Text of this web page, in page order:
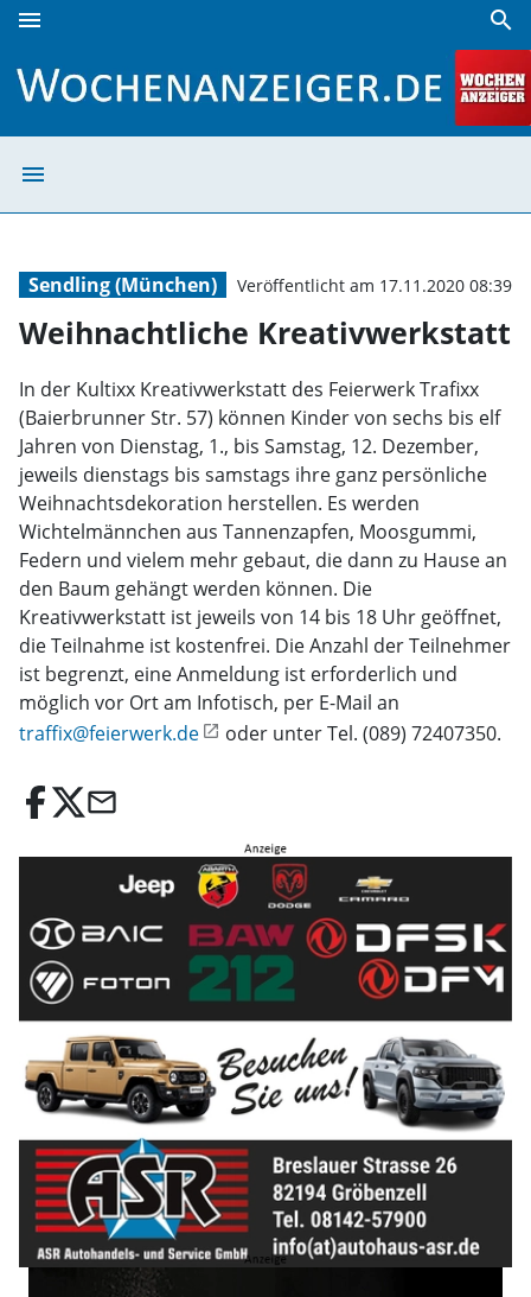
menu search
menu
Sendling (München) Veröffentlicht am 17.11.2020 08:39
Weihnachtliche Kreativwerkstatt
In der Kultixx Kreativwerkstatt des Feierwerk Trafixx
(Baierbrunner Str. 57) können Kinder von sechs bis elf
Jahren von Dienstag, 1., bis Samstag, 12. Dezember,
jeweils dienstags bis samstags ihre ganz persönliche
Weihnachtsdekoration herstellen. Es werden
Wichtelmännchen aus Tannenzapfen, Moosgummi,
Federn und vielem mehr gebaut, die dann zu Hause an
den Baum gehängt werden können. Die
Kreativwerkstatt ist jeweils von 14 bis 18 Uhr geöffnet,
die Teilnahme ist kostenfrei. Die Anzahl der Teilnehmer
ist begrenzt, eine Anmeldung ist erforderlich und
möglich vor Ort am Infotisch, per E-Mail an
traffix@feierwerk.de
oder unter Tel. (089) 72407350.
email